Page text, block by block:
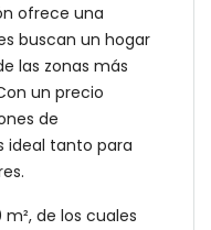
ofrece una
buscan un hogar
las zonas más
un precio
de
ideal tanto para
de los cuales